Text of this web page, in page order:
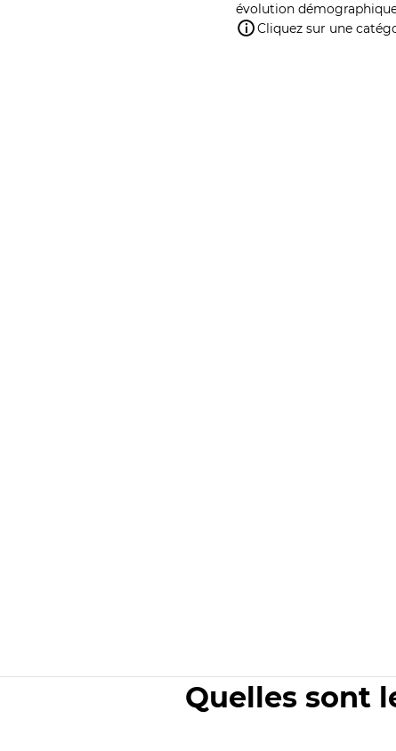
évolution
Cliquez sur une
Quelles sont